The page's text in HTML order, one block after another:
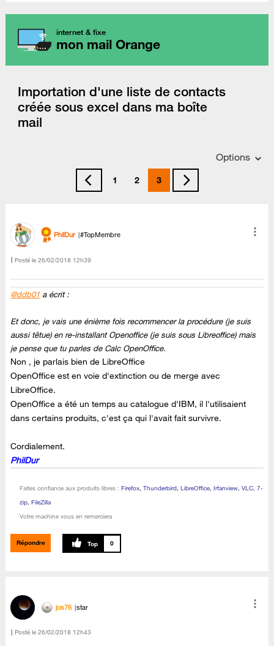
internet & fixe
mon mail Orange
Importation d'une liste de contacts
créée sous excel dans ma boîte
mail
Options
1 2 3
PhilDur #TopMembre
Posté le ‎26/02/2018 12h39
@ddb01 a écrit :
Et donc, je vais une énième fois recommencer la procédure (je suis
aussi têtue) en re-installant Openoffice (je suis sous Libreoffice) mais
je pense que tu parles de Calc OpenOffice.
Non , je parlais bien de LibreOffice
OpenOffice est en voie d'extinction ou de merge avec
LibreOffice.
OpenOffice a été un temps au catalogue d'IBM, il l'utilisaient
dans certains produits, c'est ça qui l'avait fait survivre.
Cordialement.
PhilDur
Faites confiance aux produits libres : Firefox,Thunderbird,LibreOffice,Irfanview,VLC, 7-
zip,FileZilla
Votre machine vous en remerciera
Répondre 0
jos76 star
Posté le ‎26/02/2018 12h43